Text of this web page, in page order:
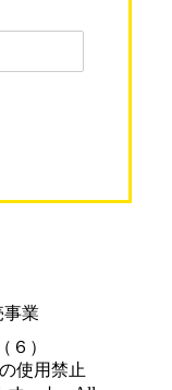
事業
）
使用禁止